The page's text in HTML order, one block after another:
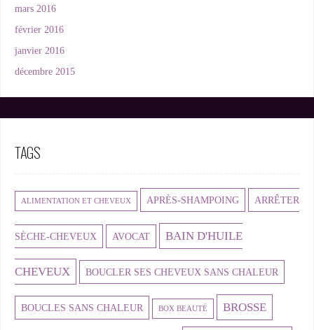
mars 2016
février 2016
janvier 2016
décembre 2015
TAGS
ALIMENTATION ET CHEVEUX APRÈS-SHAMPOING ARRÊTER
SÈCHE-CHEVEUX AVOCAT BAIN D'HUILE
CHEVEUX BOUCLER SES CHEVEUX SANS CHALEUR
BOUCLES SANS CHALEUR BOX BEAUTÉ BROSSE